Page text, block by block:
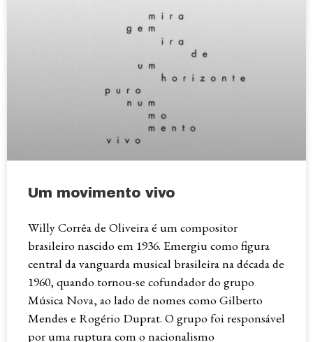
Um movimento vivo
Willy Corrêa de Oliveira é um compositor
brasileiro nascido em 1936. Emergiu como figura
central da vanguarda musical brasileira na década de
1960, quando tornou-se cofundador do grupo
Música Nova, ao lado de nomes como Gilberto
Mendes e Rogério Duprat. O grupo foi responsável
por uma ruptura com o nacionalismo